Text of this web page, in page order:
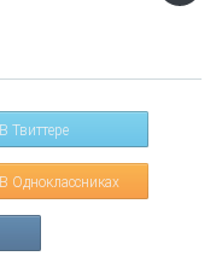
В Твиттере
В Одноклассниках